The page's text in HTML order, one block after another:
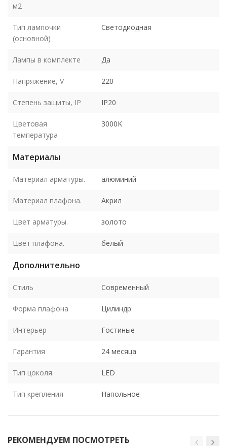
м2
Тип лампочки
(основной)
Светодиодная
Лампы в комплекте Да
Напряжение, V 220
Степень защиты, IP IP20
Цветовая
температура
3000K
Материалы
Материал арматуры. алюминий
Материал плафона. Акрил
Цвет арматуры. золото
Цвет плафона. белый
Дополнительно
Стиль Современный
Форма плафона Цилиндр
Интерьер Гостиные
Гарантия 24 месяца
Тип цоколя. LED
Тип крепления Напольное
РЕКОМЕНДУЕМ ПОСМОТРЕТЬ